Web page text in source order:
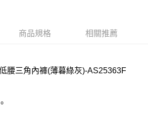
商品規格 相關推薦
腰三角內褲(薄暮綠灰)-AS25363F